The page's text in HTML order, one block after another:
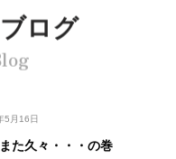
ログ
5月16日